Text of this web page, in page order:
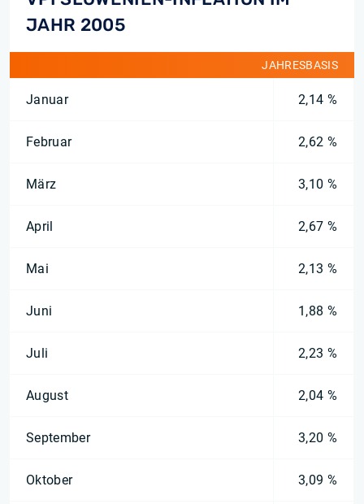
JAHR 2005
JAHRESBASIS
Januar 2,14 %
Februar 2,62 %
März 3,10 %
April 2,67 %
Mai 2,13 %
Juni 1,88 %
Juli 2,23 %
August 2,04 %
September 3,20 %
Oktober 3,09 %